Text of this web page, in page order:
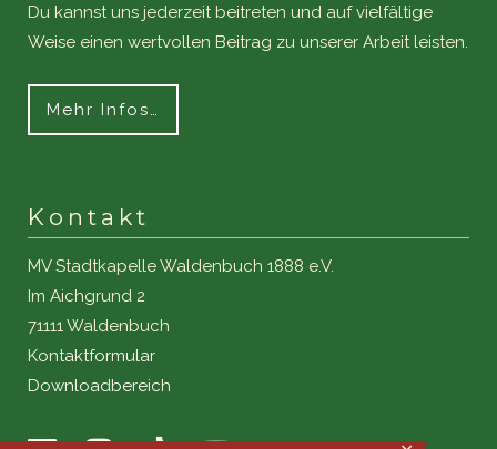
Du kannst uns jederzeit beitreten und auf vielfältige
Weise einen wertvollen Beitrag zu unserer Arbeit leisten.
Mehr Infos…
Kontakt
MV Stadtkapelle Waldenbuch 1888 e.V.
Im Aichgrund 2
71111 Waldenbuch
Kontaktformular
Downloadbereich